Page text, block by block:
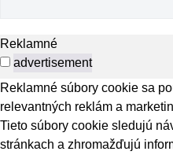
Reklamné
advertisement
Reklamné súbory cookie sa
relevantných reklám a
Tieto súbory cookie sledujú
stránkach a zhromažďujú